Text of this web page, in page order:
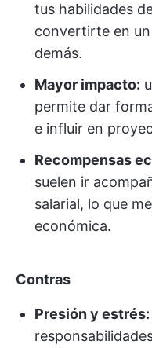
tus habilidades
convertirte en
demás.
Mayor impacto:
permite dar
e influir en
Recompensas
suelen ir
salarial, lo que
económica.
Contras
Presión y estrés: